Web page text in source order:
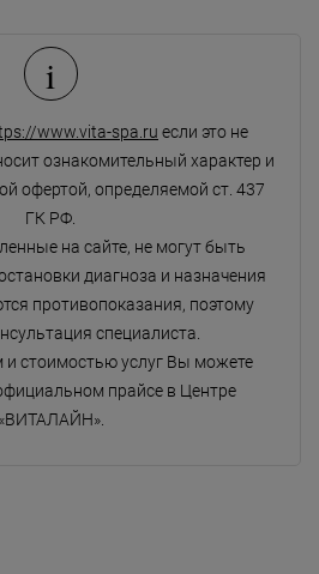
i
www.vita-spa.ru если это не
ознакомительный характер и
офертой, определяемой ст. 437
ГК РФ.
на сайте, не могут быть
диагноза и назначения
противопоказания, поэтому
специалиста.
стоимостью услуг Вы можете
прайсе в Центре
«ВИТАЛАЙН».